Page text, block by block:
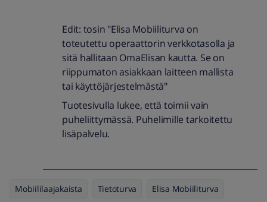
Edit: tosin "Elisa Mobiiliturva on
toteutettu operaattorin verkkotasolla ja
sitä hallitaan OmaElisan kautta. Se on
riippumaton asiakkaan laitteen mallista
tai käyttöjärjestelmästä"
Tuotesivulla lukee, että toimii vain
puheliittymässä. Puhelimille tarkoitettu
lisäpalvelu.
Mobiililaajakaista Tietoturva Elisa Mobiiliturva